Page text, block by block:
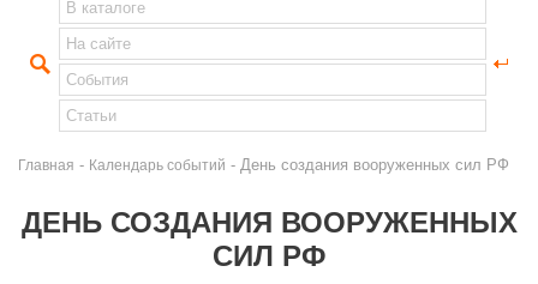
Главная - Календарь событий - День создания вооруженных сил РФ
ДЕНЬ СОЗДАНИЯ ВООРУЖЕННЫХ
СИЛ РФ